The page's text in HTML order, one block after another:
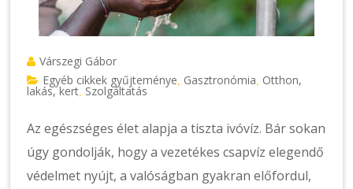
Várszegi Gábor
Egyéb cikkek gyűjteménye Gasztronómia Otthon,
lakás, kert Szolgáltatás
Az egészséges élet alapja a tiszta ivóvíz. Bár sokan
úgy gondolják, hogy a vezetékes csapvíz elegendő
védelmet nyújt, a valóságban gyakran előfordul,